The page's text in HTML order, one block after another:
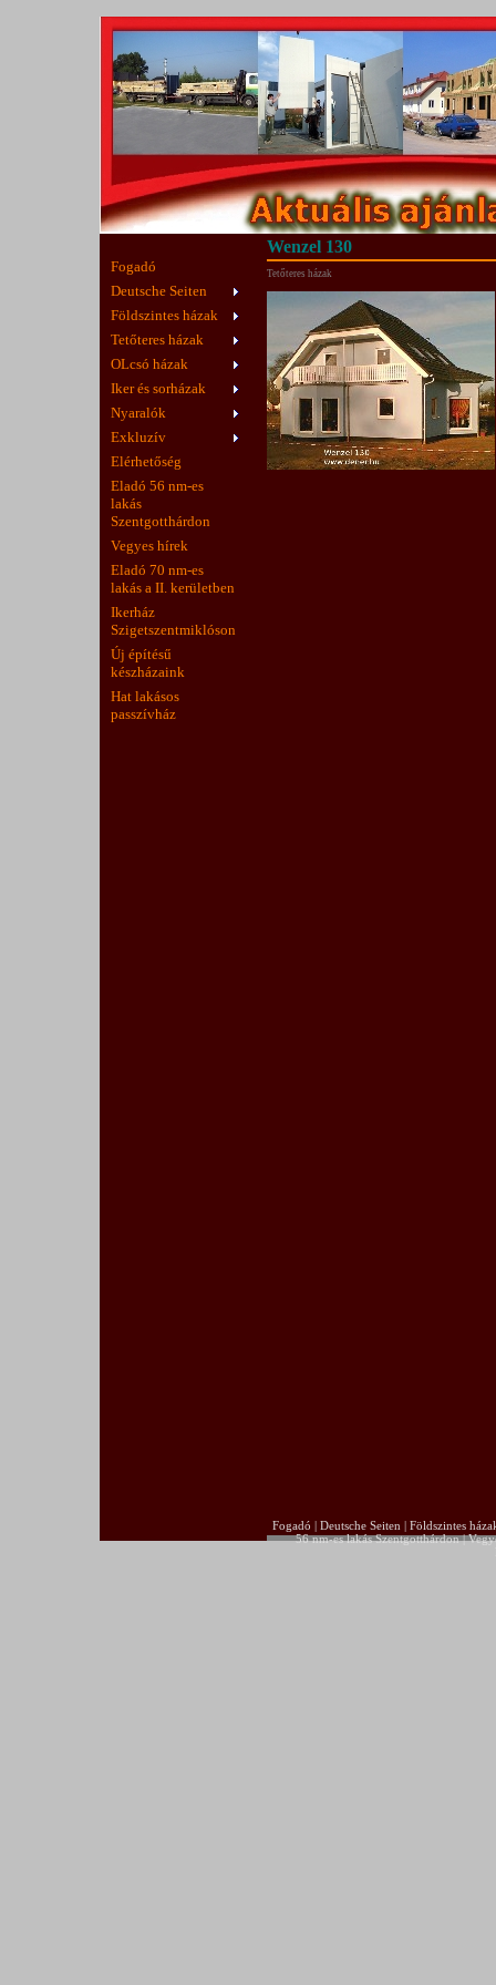
Fogadó
Deutsche Seiten
Földszintes házak
Tetőteres házak
OLcsó házak
Iker és sorházak
Nyaralók
Exkluzív
Elérhetőség
Eladó 56 nm-es
lakás
Szentgotthárdon
Vegyes hírek
Eladó 70 nm-es
lakás a II. kerületben
Ikerház
Szigetszentmiklóson
Új építésű
készházaink
Hat lakásos
passzívház
Wenzel 130
Tetőteres házak
Fogadó | Deutsche Seiten | Földszintes
56 nm-es lakás Szentgotthárdon|